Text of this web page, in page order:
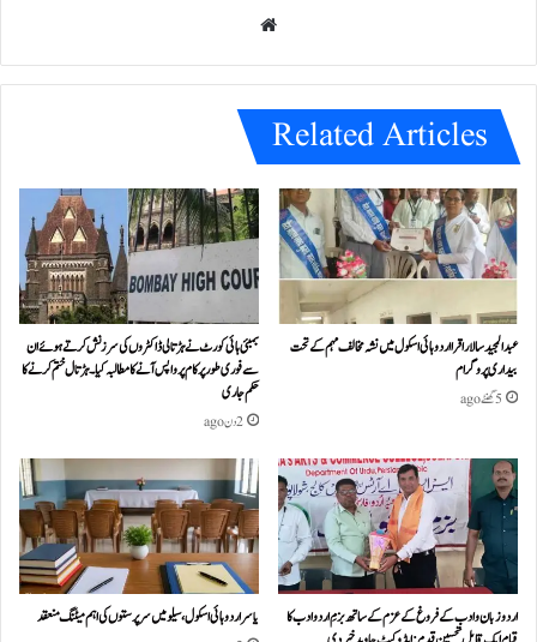
e
Related Articles
عبدالمجید سالار اقرا اردو ہائی اسکول میں نشہ مخالف مہم کے تحت
بیداری پروگرام
5 گھنٹے ago
بمبئی ہائی کورٹ نے ہڑتالی ڈاکٹروں کی سرزنش کرتے ہوئے ان
سے فوری طور پر کام پر واپس آنے کا مطالبہ کیا۔ہڑتال ختم کرنے کا
حکم جاری
2 دن ago
اردو زبان و ادب کے فروغ کے عزم کے ساتھ بزمِ اردو ادب کا
یاسر اردو ہائی اسکول، سیلو میں سرپرستوں کی اہم میٹنگ منعقد